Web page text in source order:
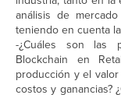
análisis de
teniendo en cuenta
-¿Cuáles son las
Blockchain en
producción y el
costos y ganancias?